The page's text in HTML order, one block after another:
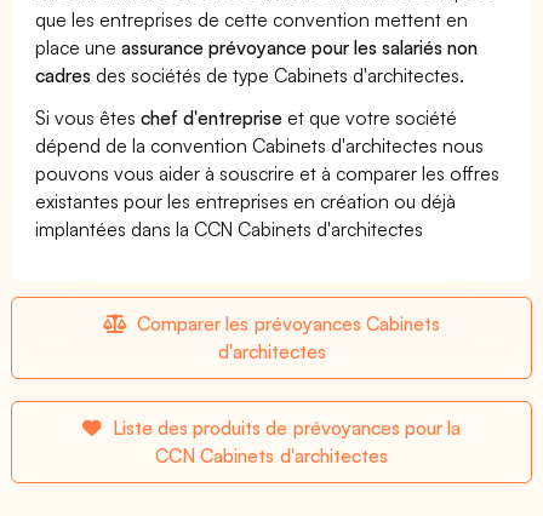
que les entreprises de cette convention mettent en
place uneassurance prévoyance pour les salariés non
cadres des sociétés de type Cabinets d'architectes.
Si vous êteschef d'entreprise et que votre société
dépend de la convention Cabinets d'architectes nous
pouvons vous aider à souscrire et à comparer les offres
existantes pour les entreprises en création ou déjà
implantées dans la CCN Cabinets d'architectes
Comparer les prévoyances Cabinets
d'architectes
Liste des produits de prévoyances pour la
CCN Cabinets d'architectes